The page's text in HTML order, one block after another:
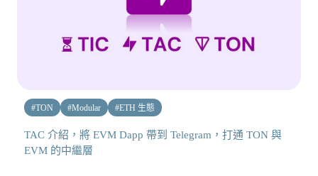
#TON #Modular #ETH 生態
TAC 介紹，將 EVM Dapp 帶到 Telegram，打通 TON 與
EVM 的中繼層